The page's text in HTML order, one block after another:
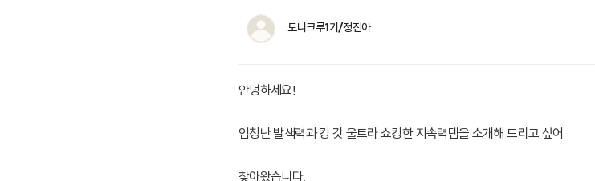
토니크루1기/정진아
안녕하세요!
엄청난 발색력과 킹 갓 울트라 쇼킹한 지속력템을 소개해 드리고 싶어
찾아왔습니다.